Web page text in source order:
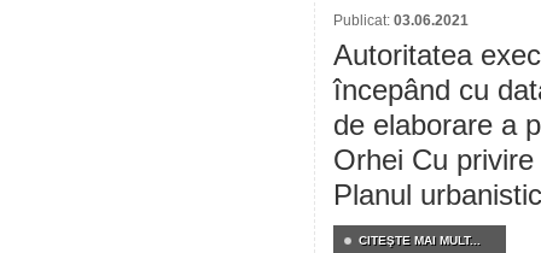
Publicat: 03.06.2021
Autoritatea
începând cu
de elaborare a
Orhei Cu
Planul
CITEŞTE MAI MULT...